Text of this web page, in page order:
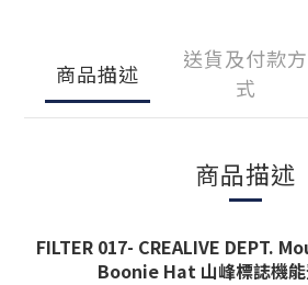
商品描述
送貨及付款方
式
商品描述
FILTER 017- CREALIVE DEPT.
Boonie Hat 山峰標誌機